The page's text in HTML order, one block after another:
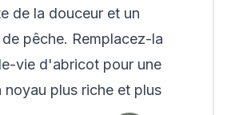
de la douceur et un
pêche. Remplacez-la
vie d'abricot pour une
plus riche et plus